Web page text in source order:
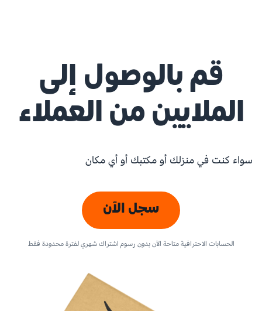
قم بالوصول إلى
الملايين من العملاء
سواء كنت في منزلك أو مكتبك أو أي مكان
سجل الآن
الحسابات الاحترافية متاحة الآن بدون رسوم اشتراك شهري لفترة محدودة فقط